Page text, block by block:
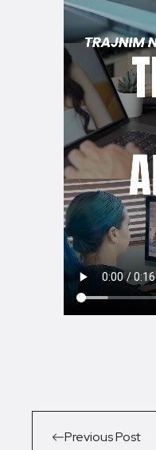
Previous Post